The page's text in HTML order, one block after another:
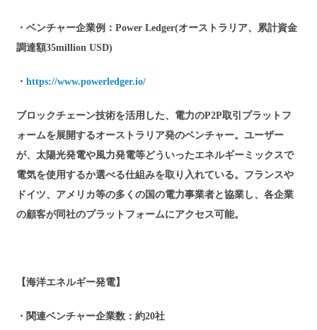
・ベンチャー企業例：Power Ledger(オーストラリア、累計資金
調達額35million USD)
・https://www.powerledger.io/
ブロックチェーン技術を活用した、電力のP2P取引プラットフ
ォームを展開するオーストラリア発のベンチャー。ユーザー
が、太陽光発電や風力発電等どういったエネルギーミックスで
電気を使用するか選べる仕組みを取り入れている。フランスや
ドイツ、アメリカ等の多くの国の電力事業者と協業し、各企業
の顧客が同社のプラットフォームにアクセス可能。
【海洋エネルギー発電】
・関連ベンチャー企業数：約20社